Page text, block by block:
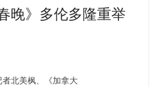
晚》多伦多隆重举
者北美枫、《加拿大